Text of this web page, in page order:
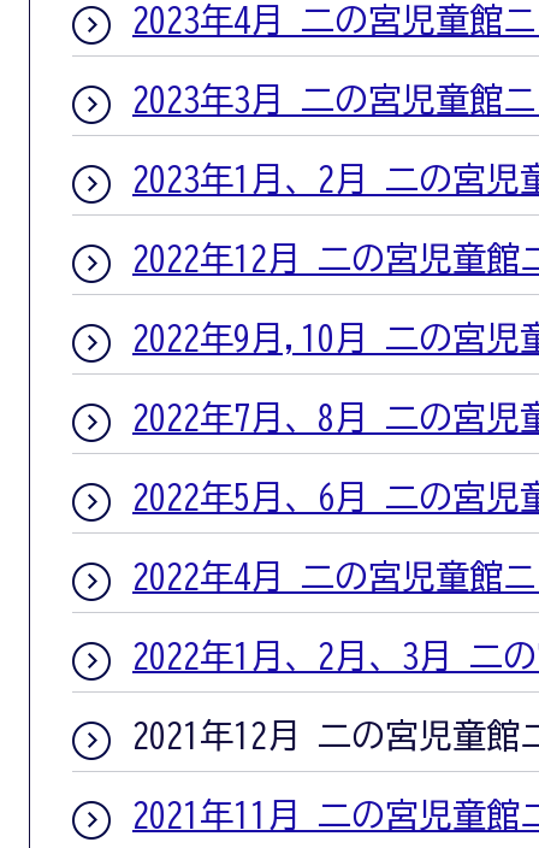
2023年4月 二の宮児童館
2023年3月 二の宮児童館
2023年1月、2月 二の宮児
2022年12月 二の宮児童館
2022年9月,10月 二の宮児
2022年7月、8月 二の宮児
2022年5月、6月 二の宮児
2022年4月 二の宮児童館
2022年1月、2月、3月 二
2021年12月 二の宮児童館
2021年11月 二の宮児童館